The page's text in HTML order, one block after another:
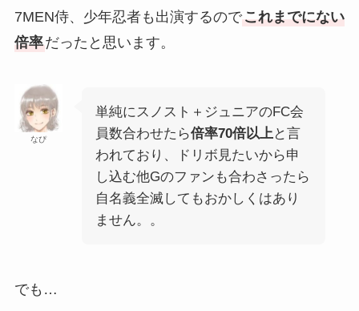
7MEN侍、少年忍者も出演するので これまでにない
倍率だったと思います。
なぴ
単純にスノスト＋ジュニアのFC会
員数合わせたら倍率70倍以上と言
われており、ドリボ見たいから申
し込む他Gのファンも合わさったら
自名義全滅してもおかしくはあり
ません。。
でも…